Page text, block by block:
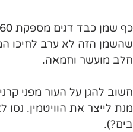
שהשמן הזה לא ערב לחיכו
חלב מועשר וחמאה.
חשוב להגן על העור מפני
בים?).